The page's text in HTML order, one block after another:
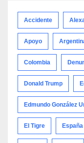
Accidente
Apoyo
Colombia
Donald Trump
Edmundo González
El Tigre España